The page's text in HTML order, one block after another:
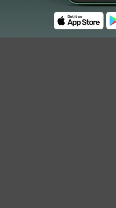
#PT Gudang Garam Tbk. (GGRM)